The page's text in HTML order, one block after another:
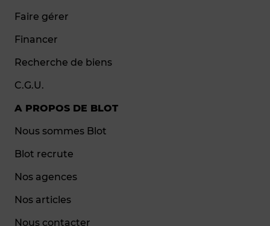
Faire gérer
Financer
Recherche de biens
C.G.U.
A PROPOS DE BLOT
Nous sommes Blot
Blot recrute
Nos agences
Nos articles
Nous contacter